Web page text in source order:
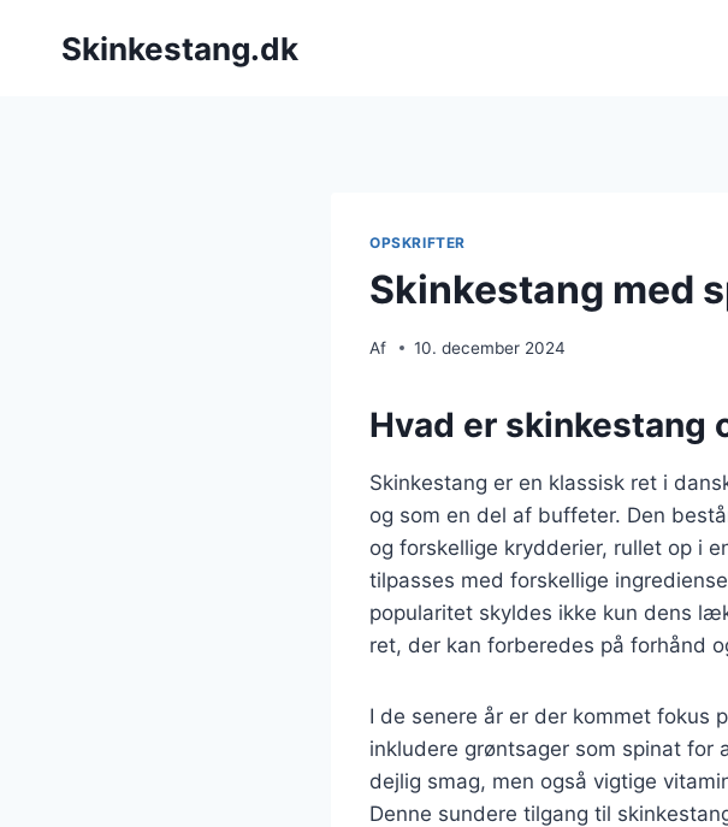
Skinkestang.dk
OPSKRIFTER
Skinkestang med
Af 10. december 2024
Hvad er skinkestang
Skinkestang er en klassisk ret i
og som en del af buffeter. Den
og forskellige krydderier, rullet op i
tilpasses med forskellige
popularitet skyldes ikke kun dens
ret, der kan forberedes på forhånd
I de senere år er der kommet fokus
inkludere grøntsager som spinat
dejlig smag, men også vigtige
Denne sundere tilgang til